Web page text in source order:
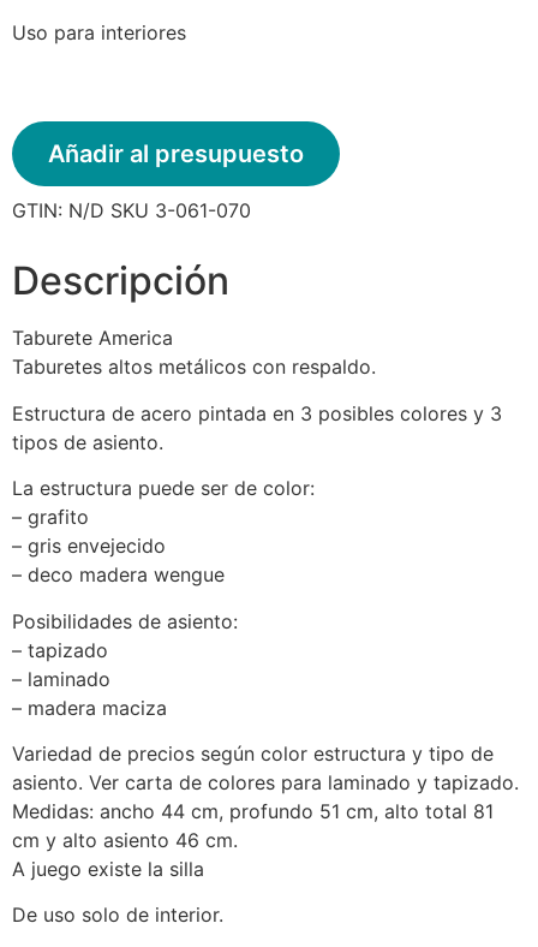
Uso para interiores
Añadir al presupuesto
GTIN: N/D SKU 3-061-070
Descripción
Taburete America
Taburetes altos metálicos con respaldo.
Estructura de acero pintada en 3 posibles colores y 3
tipos de asiento.
La estructura puede ser de color:
– grafito
– gris envejecido
– deco madera wengue
Posibilidades de asiento:
– tapizado
– laminado
– madera maciza
Variedad de precios según color estructura y tipo de
asiento. Ver carta de colores para laminado y tapizado.
Medidas: ancho 44 cm, profundo 51 cm, alto total 81
cm y alto asiento 46 cm.
A juego existe la silla
De uso solo de interior.